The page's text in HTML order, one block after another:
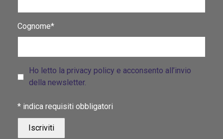
Cognome*
Ho letto la privacy policy e acconsento all’invio
della newsletter.
* indica requisiti obbligatori